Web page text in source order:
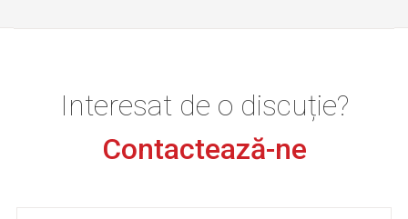
Interesat de o discuție?
Contactează-ne